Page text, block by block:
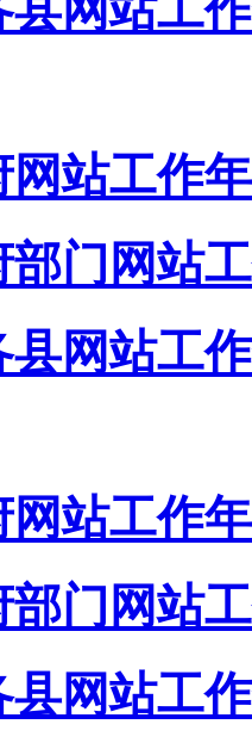
网站工作
部门网站
县网站工
网站工作
部门网站
县网站工